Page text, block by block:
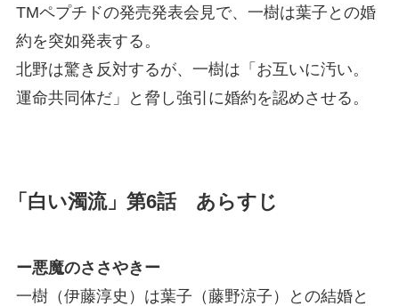
TMペプチドの発売発表会見で、一樹は葉子との婚
約を突如発表する。
北野は驚き反対するが、一樹は「お互いに汚い。
運命共同体だ」と脅し強引に婚約を認めさせる。
「白い濁流」第6話 あらすじ
ー悪魔のささやきー
一樹（伊藤淳史）は葉子（藤野涼子）との結婚と